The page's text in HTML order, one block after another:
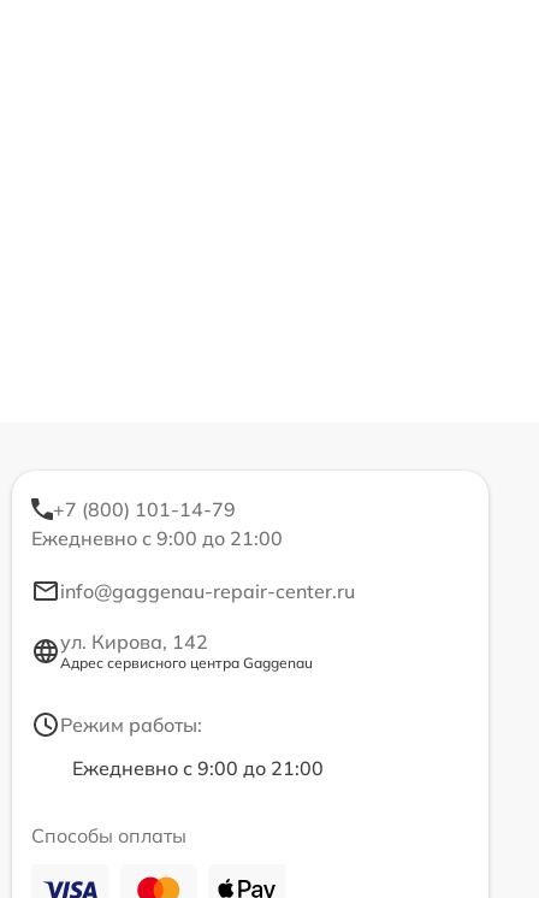
+7 (800) 101-14-79
Ежедневно с 9:00 до 21:00
info@gaggenau-repair-center.ru
ул. Кирова, 142
Адрес сервисного центра Gaggenau
Режим работы:
Ежедневно с 9:00 до 21:00
Способы оплаты